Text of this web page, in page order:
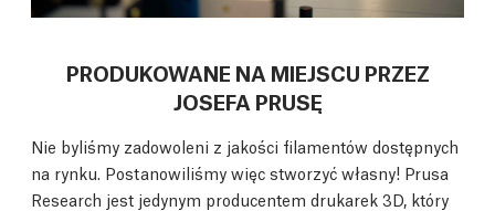
PRODUKOWANE NA MIEJSCU PRZEZ
JOSEFA PRUSĘ
Nie byliśmy zadowoleni z jakości filamentów dostępnych
na rynku. Postanowiliśmy więc stworzyć własny! Prusa
Research jest jedynym producentem drukarek 3D, który